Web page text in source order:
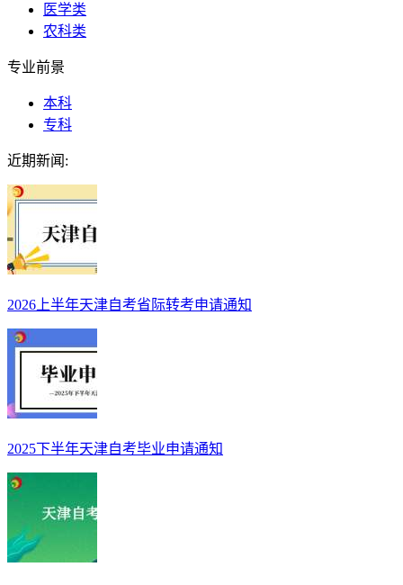
医学类
农科类
专业前景
本科
专科
近期新闻:
2026上半年天津自考省际转考申请通知
2025下半年天津自考毕业申请通知